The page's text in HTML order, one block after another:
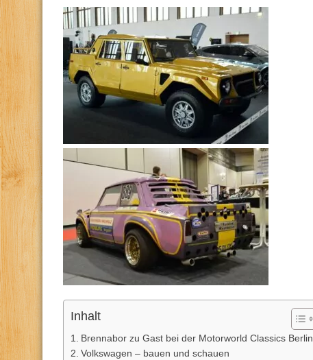
Inhalt
Brennabor zu Gast bei der Motorworld Classics Berlin
Volkswagen – bauen und schauen